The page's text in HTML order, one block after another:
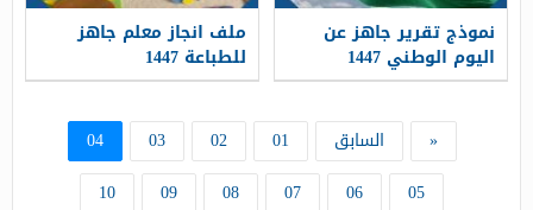
نموذج تقرير جاهز عن
اليوم الوطني 1447
ملف انجاز معلم جاهز
للطباعة 1447
« السابق 01
02
03
04
05
06
07
08
09
10